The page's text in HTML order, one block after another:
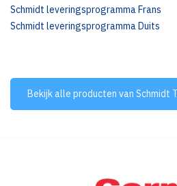
Schmidt leveringsprogramma Frans
Schmidt leveringsprogramma Duits
Bekijk alle producten van Schmidt